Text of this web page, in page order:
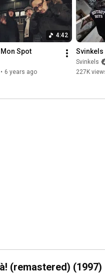
4:42
Spot
• 6 years ago
Svinkels
227K
(remastered) (1997)